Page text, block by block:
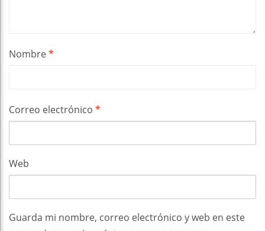
Nombre*
Correo electrónico *
Web
Guarda mi nombre, correo electrónico y web en este